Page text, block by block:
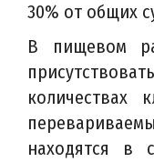
30% от общих
В пищевом
количествах
находятся в